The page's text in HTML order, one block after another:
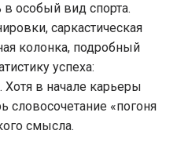
в особый вид спорта.
саркастическая
колонка, подробный
успеха:
в начале карьеры
«погоня
смысла.